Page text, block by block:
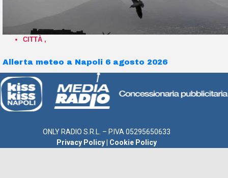
CITTÀ ,
Allerta meteo a Napoli 6 agosto 2026
ONLY RADIO S.R.L. – P.IVA 05295650633
Privacy Policy
Cookie Policy